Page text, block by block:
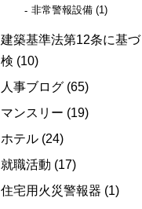
非常警報設備 (1)
建築基準法第12条に基
検 (10)
人事ブログ (65)
マンスリー (19)
ホテル (24)
就職活動 (17)
住宅用火災警報器 (1)